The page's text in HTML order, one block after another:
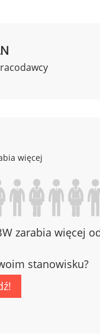
więcej
zarabia więcej
stanowisku?